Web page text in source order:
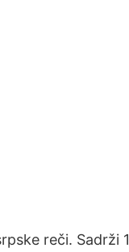
reči. Sadrži 1